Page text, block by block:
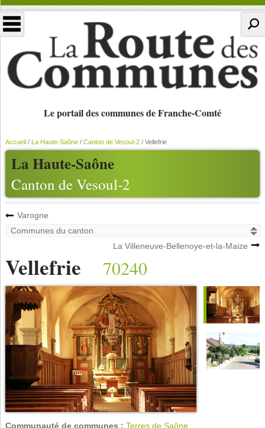
Le portail des communes de Franche-Comté
La Haute-Saône
Canton de Vesoul-2
Accueil/ La Haute-Saône/ Canton de Vesoul-2/ Vellefrie
Varogne
La Villeneuve-Bellenoye-et-la-Maize
Vellefrie 70240
Communauté de communes : Terres de Saône